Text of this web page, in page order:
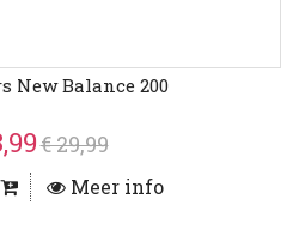
New Balance 200
€ 29,99
Meer info